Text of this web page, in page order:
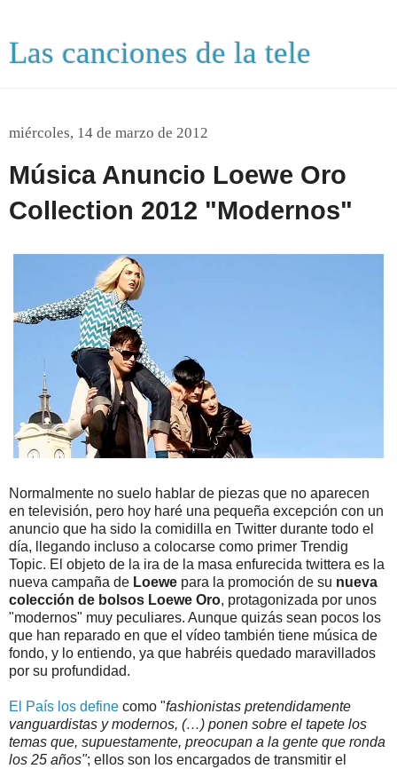
Las canciones de la tele
miércoles, 14 de marzo de 2012
Música Anuncio Loewe Oro
Collection 2012 "Modernos"
Normalmente no suelo hablar de piezas que no aparecen
en televisión, pero hoy haré una pequeña excepción con un
anuncio que ha sido la comidilla en Twitter durante todo el
día, llegando incluso a colocarse como primer Trendig
Topic. El objeto de la ira de la masa enfurecida twittera es la
nueva campaña de Loewe para la promoción de su nueva
colección de bolsos Loewe Oro, protagonizada por unos
"modernos" muy peculiares. Aunque quizás sean pocos los
que han reparado en que el vídeo también tiene música de
fondo, y lo entiendo, ya que habréis quedado maravillados
por su profundidad.
El País los define como "fashionistas pretendidamente
vanguardistas y modernos, (…) ponen sobre el tapete los
temas que, supuestamente, preocupan a la gente que ronda
los 25 años"; ellos son los encargados de transmitir el